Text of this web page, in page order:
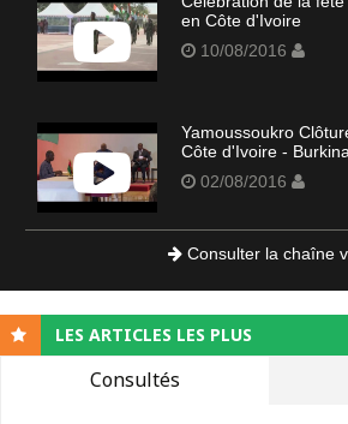
en Côte d'Ivoire
10/08/2016
Yamoussoukro
Côte d'Ivoire - Burkina
02/08/2016
Consulter la chaîne
LES ARTICLES LES PLUS
Consultés